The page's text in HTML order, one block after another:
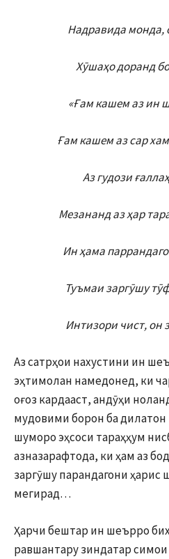
Надравида монда,
Хӯшаҳо доранд
«Ғам кашем аз ин
Ғам кашем аз сар
Аз гудози
Мезананд аз ҳар
Ин ҳама
Туъмаи заргӯшу
Интизори чист, он
Аз сатрҳои нахустини ин
эҳтимолан намедонед, ки
оғоз кардааст, андӯҳи
мудовими борон ба дилатон
шуморо эҳсоси тараҳҳум
азназарафтода, ки ҳам аз
заргӯшу парандагони ҳарис
мегирад…
Ҳарчи бештар ин шеърро
равшантару зиндатар